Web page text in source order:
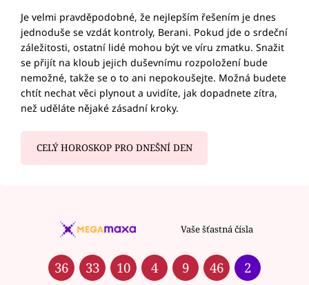
Je velmi pravděpodobné, že nejlepším řešením je dnes
jednoduše se vzdát kontroly, Berani. Pokud jde o srdeční
záležitosti, ostatní lidé mohou být ve víru zmatku. Snažit
se přijít na kloub jejich duševnímu rozpoložení bude
nemožné, takže se o to ani nepokoušejte. Možná budete
chtít nechat věci plynout a uvidíte, jak dopadnete zítra,
než uděláte nějaké zásadní kroky.
CELÝ HOROSKOP PRO DNEŠNÍ DEN
Vaše šťastná čísla
36 33 10 4 9 46 2